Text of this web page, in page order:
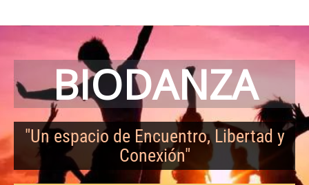
al
BIODANZA
"Un espacio de Encuentro, Libertad y
Conexión"